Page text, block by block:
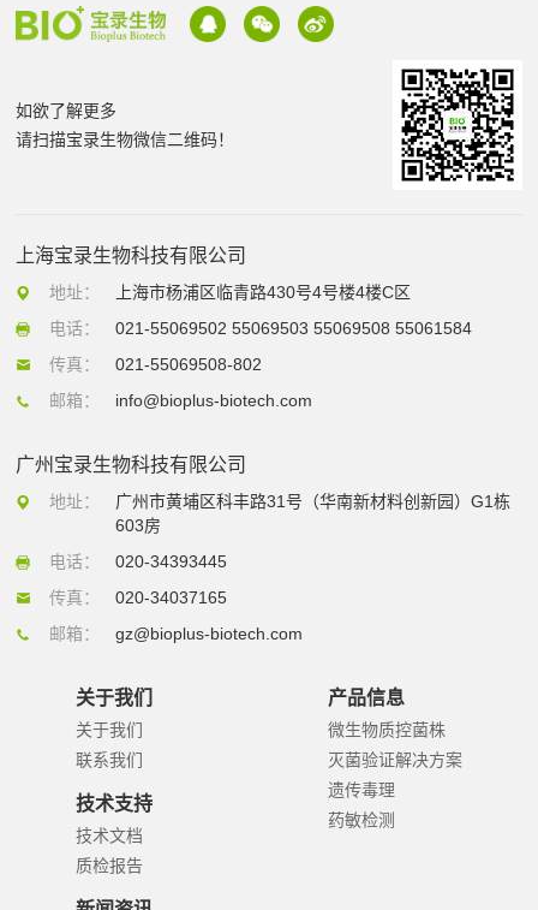
如欲了解更多
请扫描宝录生物微信二维码！
上海宝录生物科技有限公司
地址：
上海市杨浦区临青路430号4号楼4楼C区
电话：
021-55069502 55069503 55069508 55061584
传真：
021-55069508-802
邮箱：
info@bioplus-biotech.com
广州宝录生物科技有限公司
地址：
广州市黄埔区科丰路31号（华南新材料创新园）G1栋
603房
电话：
020-34393445
传真：
020-34037165
邮箱：
gz@bioplus-biotech.com
关于我们
关于我们
联系我们
技术支持
技术文档
质检报告
产品信息
微生物质控菌株
灭菌验证解决方案
遗传毒理
药敏检测